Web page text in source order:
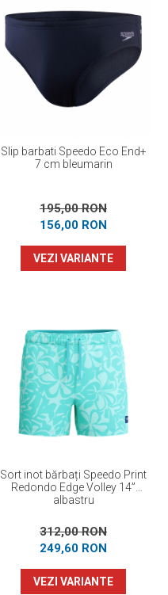
Slip barbati Speedo Eco End+
7 cm bleumarin
195,00 RON
156,00 RON
VEZI VARIANTE
Sort inot bărbați Speedo Print
Redondo Edge Volley 14”
albastru
312,00 RON
249,60 RON
VEZI VARIANTE